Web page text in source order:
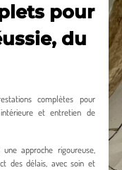
pour
du
complètes pour
et entretien de
approche rigoureuse,
des délais, avec soin et